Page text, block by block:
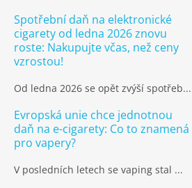
Spotřební daň na elektronické
cigarety od ledna 2026 znovu
roste: Nakupujte včas, než ceny
vzrostou!
Od ledna 2026 se opět zvýší spotřeb...
Evropská unie chce jednotnou
daň na e-cigarety: Co to znamená
pro vapery?
V posledních letech se vaping stal ...